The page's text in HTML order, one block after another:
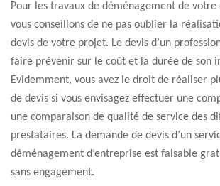
Pour les travaux de déménagement de
vous conseillons de ne pas oublier la
devis de votre projet. Le devis d’un
faire prévenir sur le coût et la durée de son
Evidemment, vous avez le droit de réaliser
de devis si vous envisagez effectuer une
une comparaison de qualité de service des
prestataires. La demande de devis d’un
déménagement d’entreprise est faisable
sans engagement.